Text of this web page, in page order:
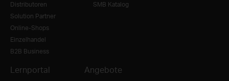
Distributoren
Solution Partner
Online-Shops
Einzelhandel
B2B Business
SMB Katalog
Lernportal Angebote